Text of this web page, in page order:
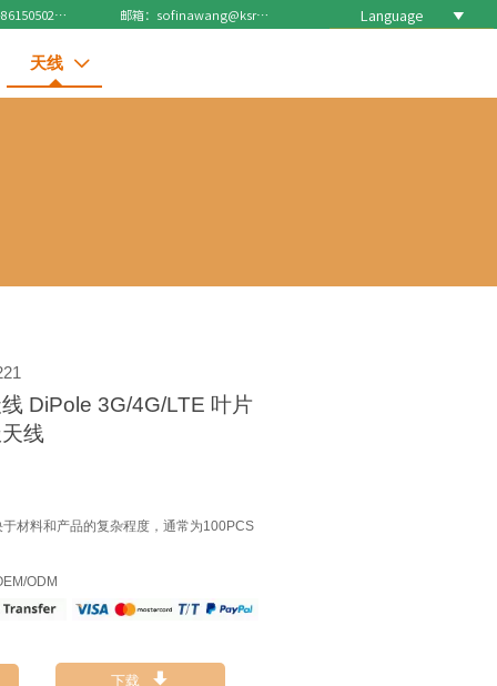
电话 : +8615050271688 邮箱：sofinawang@ksrcd.com Language 
天线 
DiPole 3G/4G/LTE 叶片
线
于材料和产品的复杂程度，通常为100PCS
ODM
下载 